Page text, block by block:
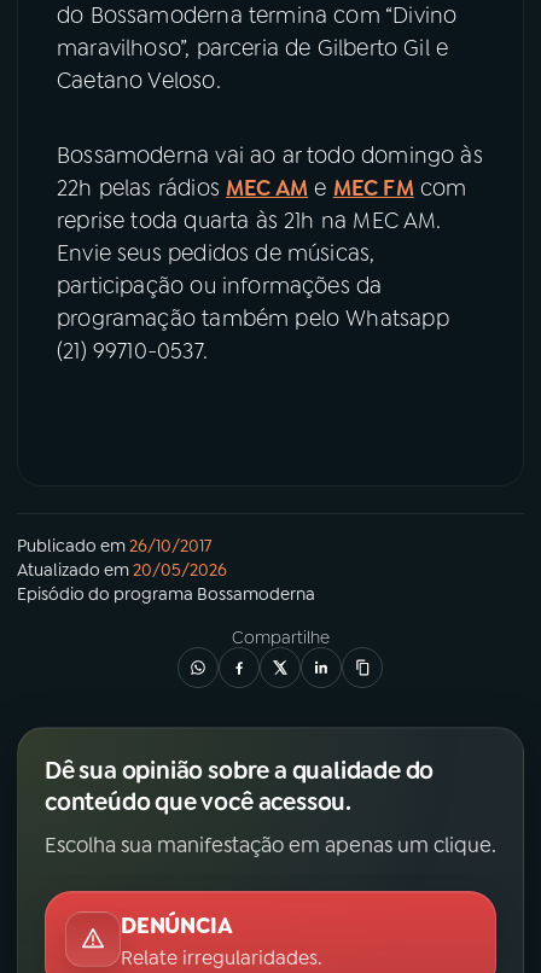
do Bossamoderna termina com “Divino
maravilhoso”, parceria de Gilberto Gil e
Caetano Veloso.
Bossamoderna vai ao ar todo domingo às
22h pelas rádios MEC AM e MEC FMcom
reprise toda quarta às 21h na MEC AM.
Envie seus pedidos de músicas,
participação ou informações da
programação também pelo Whatsapp
(21) 99710-0537.
Publicado em26/10/2017
Atualizado em20/05/2026
Episódio do programa Bossamoderna
Compartilhe
Dê sua opinião sobre a qualidade do
conteúdo que você acessou.
Escolha sua manifestação em apenas um clique.
DENÚNCIA
Relate irregularidades.